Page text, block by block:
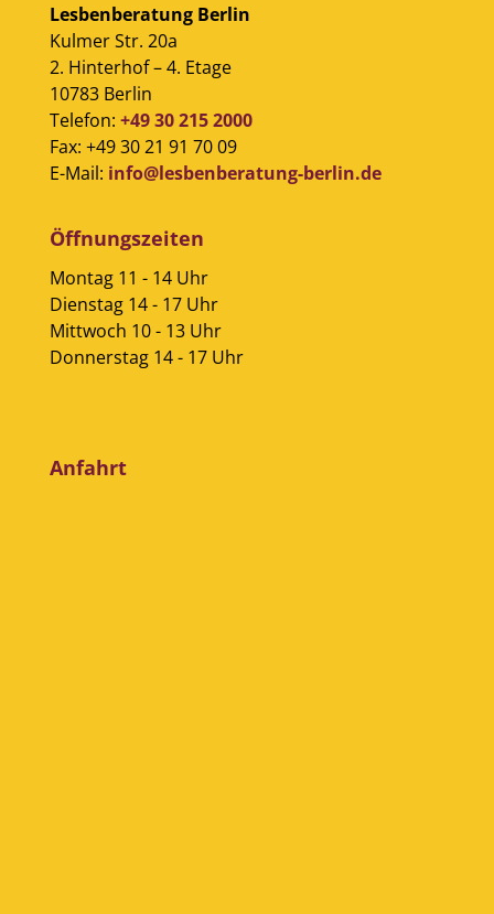
Lesbenberatung Berlin
Kulmer Str. 20a
2. Hinterhof – 4. Etage
10783 Berlin
Telefon: +49 30 215 2000
Fax: +49 30 21 91 70 09
E-Mail: info@lesbenberatung-berlin.de
Öffnungszeiten
Montag 11 - 14 Uhr
Dienstag 14 - 17 Uhr
Mittwoch 10 - 13 Uhr
Donnerstag 14 - 17 Uhr
Anfahrt